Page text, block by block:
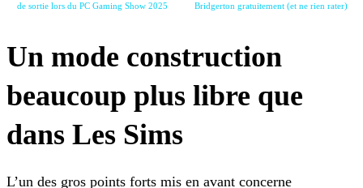
de sortie lors du PC Gaming Show 2025
Bridgerton gratuitement (et ne rien rater)
Un mode construction
beaucoup plus libre que
dans Les Sims
L’un des gros points forts mis en avant concerne